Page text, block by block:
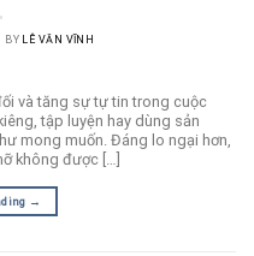
BY LÊ VĂN VĨNH
và tăng sự tự tin trong cuộc
tập luyện hay dùng sản
mong muốn. Đáng lo ngại hơn,
không được […]
→